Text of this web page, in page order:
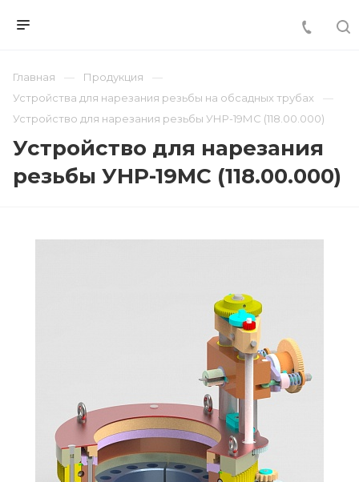
Главная
Продукция
Устройства для нарезания резьбы на обсадных трубах
Устройство для нарезания резьбы УНР-19МС (118.00.000)
Устройство для нарезания
резьбы УНР-19МС (118.00.000)